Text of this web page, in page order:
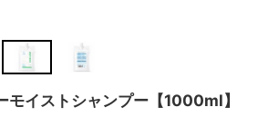
イストシャンプー【1000ml】